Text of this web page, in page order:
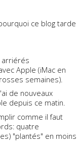
ce blog tarde
arriérés
Apple (iMac en
semaines).
de nouveaux
depuis ce matin.
comme il faut
: quatre
"plantés" en moins